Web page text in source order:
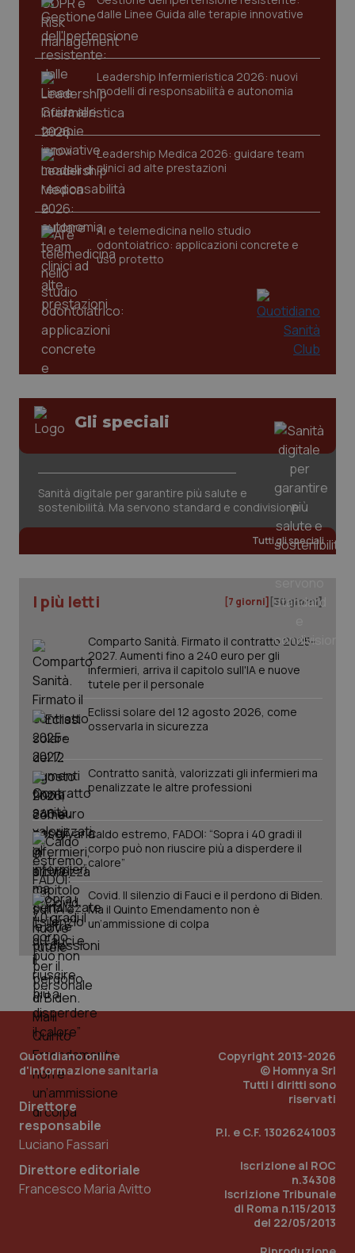
dalle Linee Guida alle terapie innovative
Leadership Infermieristica 2026: nuovi
modelli di responsabilità e autonomia
Leadership Medica 2026: guidare team
clinici ad alte prestazioni
AI e telemedicina nello studio
odontoiatrico: applicazioni concrete e
uso protetto
Gli speciali
Sanità digitale per garantire più salute e
sostenibilità. Ma servono standard e condivisione
Tutti gli speciali
I più letti [7 giorni] [30 giorni]
Comparto Sanità. Firmato il contratto 2025-
2027. Aumenti fino a 240 euro per gli
infermieri, arriva il capitolo sull'IA e nuove
tutele per il personale
Eclissi solare del 12 agosto 2026, come
osservarla in sicurezza
Contratto sanità, valorizzati gli infermieri ma
penalizzate le altre professioni
Caldo estremo, FADOI: “Sopra i 40 gradi il
corpo può non riuscire più a disperdere il
calore”
Covid. Il silenzio di Fauci e il perdono di Biden.
Ma il Quinto Emendamento non è
un’ammissione di colpa
Quotidiano online
d'informazione sanitaria
Direttore
responsabile
Luciano Fassari
Direttore editoriale
Francesco Maria Avitto
Copyright 2013-2026
© Homnya Srl
Tutti i diritti sono
riservati
P.I. e C.F. 13026241003
Iscrizione al ROC
n.34308
Iscrizione Tribunale
di Roma n.115/2013
del 22/05/2013
CookieScriptConsent
tracking-sites-ironfish-
tracking-enable
www.quotidianosanita.it
session-id
.quotidianosanita.it
PHPSESSID
_ga_KM60CM4NPH .quotidianosanita.it
1